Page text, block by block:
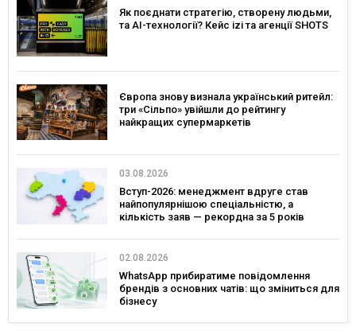
Як поєднати стратегію, створену людьми,
та AI-технології? Кейс izi та агенції SHOTS
Європа знову визнала український ритейл:
три «Сільпо» увійшли до рейтингу
найкращих супермаркетів
03.08.2026
Вступ-2026: менеджмент вдруге став
найпопулярнішою спеціальністю, а
кількість заяв — рекордна за 5 років
02.08.2026
WhatsApp прибиратиме повідомлення
брендів з основних чатів: що зміниться для
бізнесу